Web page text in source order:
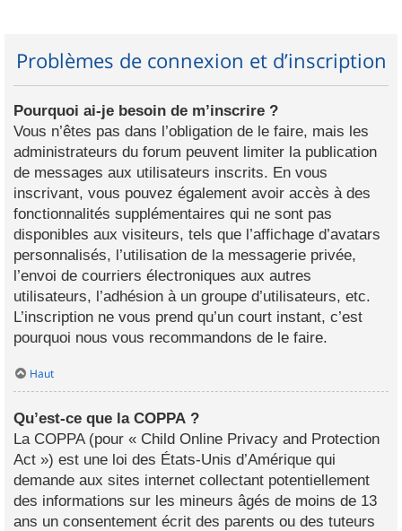
Problèmes de connexion et d’inscription
Pourquoi ai-je besoin de m’inscrire ?
Vous n’êtes pas dans l’obligation de le faire, mais les
administrateurs du forum peuvent limiter la publication
de messages aux utilisateurs inscrits. En vous
inscrivant, vous pouvez également avoir accès à des
fonctionnalités supplémentaires qui ne sont pas
disponibles aux visiteurs, tels que l’affichage d’avatars
personnalisés, l’utilisation de la messagerie privée,
l’envoi de courriers électroniques aux autres
utilisateurs, l’adhésion à un groupe d’utilisateurs, etc.
L’inscription ne vous prend qu’un court instant, c’est
pourquoi nous vous recommandons de le faire.
Haut
Qu’est-ce que la COPPA ?
La COPPA (pour « Child Online Privacy and Protection
Act ») est une loi des États-Unis d’Amérique qui
demande aux sites internet collectant potentiellement
des informations sur les mineurs âgés de moins de 13
ans un consentement écrit des parents ou des tuteurs